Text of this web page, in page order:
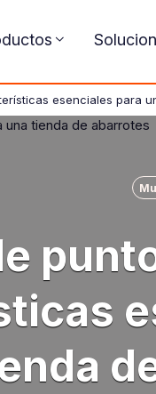
esenciales para